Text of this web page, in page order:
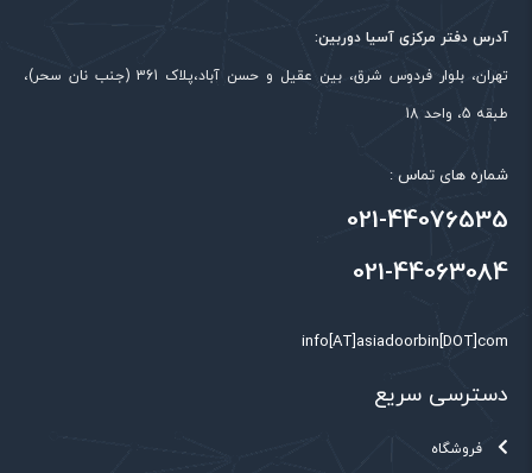
آدرس دفتر مرکزی آسیا دوربین:
تهران، بلوار فردوس شرق، بین عقیل و حسن آباد،پلاک 361 (جنب نان سحر)،
طبقه 5، واحد 18
شماره های تماس :
021-44076535
021-44063084
info[AT]asiadoorbin[DOT]com
دسترسی سریع
فروشگاه